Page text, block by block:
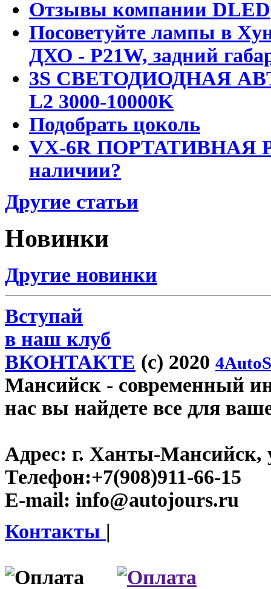
Отзывы компании DLED
Посоветуйте лампы в
ДХО - P21W, задний
3S СВЕТОДИОДНАЯ
L2 3000-10000K
Подобрать цоколь
VX-6R ПОРТАТИВНАЯ
наличии?
Другие статьи
Новинки
Другие новинки
Вступай
в наш клуб
ВКОНТАКТЕ (c) 2020
Мансийск - современный
нас вы найдете все для
Адрес: г. Ханты-Мансийск,
Телефон:+7(908)911-66-15
E-mail: info@autojours.ru
Контакты |